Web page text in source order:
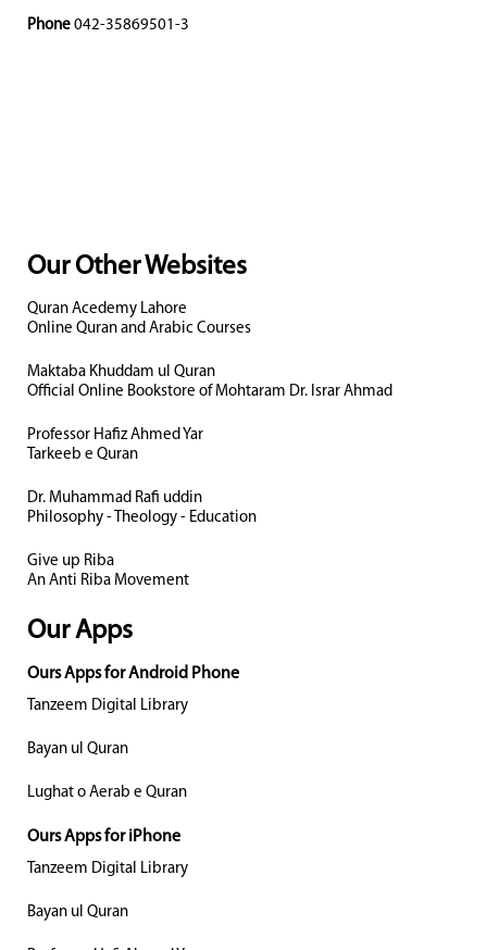
Phone 042-35869501-3
Our Other Websites
Quran Acedemy Lahore
Online Quran and Arabic Courses
Maktaba Khuddam ul Quran
Official Online Bookstore of Mohtaram Dr. Israr Ahmad
Professor Hafiz Ahmed Yar
Tarkeeb e Quran
Dr. Muhammad Rafi uddin
Philosophy - Theology - Education
Give up Riba
An Anti Riba Movement
Our Apps
Ours Apps for Android Phone
Tanzeem Digital Library
Bayan ul Quran
Lughat o Aerab e Quran
Ours Apps for iPhone
Tanzeem Digital Library
Bayan ul Quran